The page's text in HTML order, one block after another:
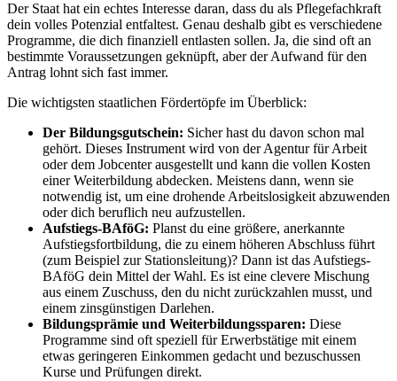
Der Staat hat ein echtes Interesse daran, dass du als Pflegefachkraft
dein volles Potenzial entfaltest. Genau deshalb gibt es verschiedene
Programme, die dich finanziell entlasten sollen. Ja, die sind oft an
bestimmte Voraussetzungen geknüpft, aber der Aufwand für den
Antrag lohnt sich fast immer.
Die wichtigsten staatlichen Fördertöpfe im Überblick:
Der Bildungsgutschein: Sicher hast du davon schon mal
gehört. Dieses Instrument wird von der Agentur für Arbeit
oder dem Jobcenter ausgestellt und kann die vollen Kosten
einer Weiterbildung abdecken. Meistens dann, wenn sie
notwendig ist, um eine drohende Arbeitslosigkeit abzuwenden
oder dich beruflich neu aufzustellen.
Aufstiegs-BAföG: Planst du eine größere, anerkannte
Aufstiegsfortbildung, die zu einem höheren Abschluss führt
(zum Beispiel zur Stationsleitung)? Dann ist das Aufstiegs-
BAföG dein Mittel der Wahl. Es ist eine clevere Mischung
aus einem Zuschuss, den du nicht zurückzahlen musst, und
einem zinsgünstigen Darlehen.
Bildungsprämie und Weiterbildungssparen: Diese
Programme sind oft speziell für Erwerbstätige mit einem
etwas geringeren Einkommen gedacht und bezuschussen
Kurse und Prüfungen direkt.